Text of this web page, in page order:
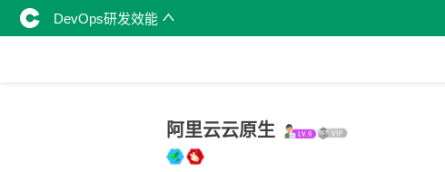
DevOps研发效能
阿里云云原生